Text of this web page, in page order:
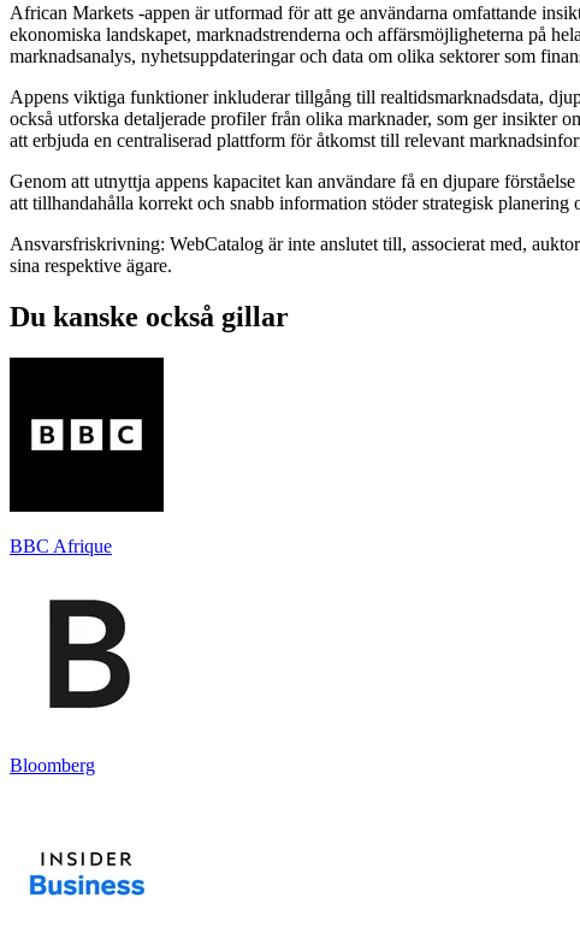
African Markets -appen är utformad för att ge användarna omfattande
ekonomiska landskapet, marknadstrenderna och affärsmöjligheterna på
marknadsanalys, nyhetsuppdateringar och data om olika sektorer som
Appens viktiga funktioner inkluderar tillgång till realtidsmarknadsdata,
också utforska detaljerade profiler från olika marknader, som ger insikter
att erbjuda en centraliserad plattform för åtkomst till relevant
Genom att utnyttja appens kapacitet kan användare få en djupare
att tillhandahålla korrekt och snabb information stöder strategisk
Ansvarsfriskrivning: WebCatalog är inte anslutet till, associerat med,
sina respektive ägare.
Du kanske också gillar
BBC Afrique
Bloomberg